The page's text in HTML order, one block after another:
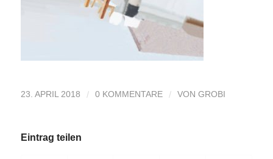
23. APRIL 2018 / 0 KOMMENTARE / VON GROBI
Eintrag teilen